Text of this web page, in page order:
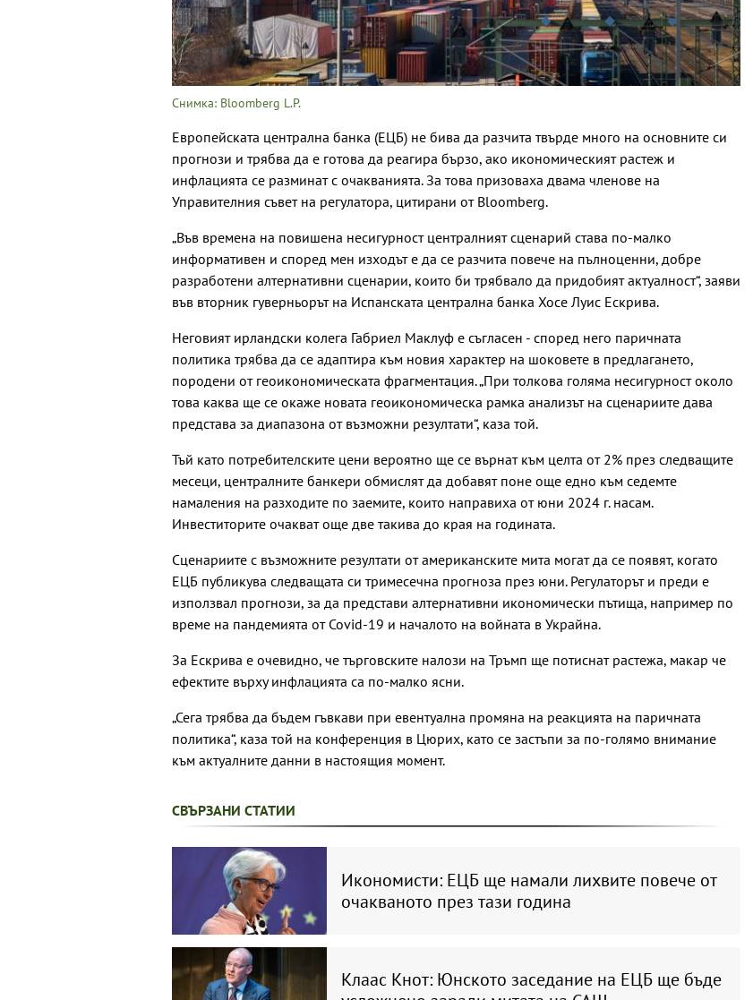
Снимка: Bloomberg L.P.
Европейската централна банка (ЕЦБ) не бива да разчита твърде много на основните си
прогнози и трябва да е готова да реагира бързо, ако икономическият растеж и
инфлацията се разминат с очакванията. За това призоваха двама членове на
Управителния съвет на регулатора, цитирани от Bloomberg.
„Във времена на повишена несигурност централният сценарий става по-малко
информативен и според мен изходът е да се разчита повече на пълноценни, добре
разработени алтернативни сценарии, които би трябвало да придобият актуалност“, заяви
във вторник гуверньорът на Испанската централна банка Хосе Луис Ескрива.
Неговият ирландски колега Габриел Маклуф е съгласен - според него паричната
политика трябва да се адаптира към новия характер на шоковете в предлагането,
породени от геоикономическата фрагментация. „При толкова голяма несигурност около
това каква ще се окаже новата геоикономическа рамка анализът на сценариите дава
представа за диапазона от възможни резултати“, каза той.
Тъй като потребителските цени вероятно ще се върнат към целта от 2% през следващите
месеци, централните банкери обмислят да добавят поне още едно към седемте
намаления на разходите по заемите, които направиха от юни 2024 г. насам.
Инвеститорите очакват още две такива до края на годината.
Сценариите с възможните резултати от американските мита могат да се появят, когато
ЕЦБ публикува следващата си тримесечна прогноза през юни. Регулаторът и преди е
използвал прогнози, за да представи алтернативни икономически пътища, например по
време на пандемията от Covid-19 и началото на войната в Украйна.
За Ескрива е очевидно, че търговските налози на Тръмп ще потиснат растежа, макар че
ефектите върху инфлацията са по-малко ясни.
„Сега трябва да бъдем гъвкави при евентуална промяна на реакцията на паричната
политика“, каза той на конференция в Цюрих, като се застъпи за по-голямо внимание
към актуалните данни в настоящия момент.
СВЪРЗАНИ СТАТИИ
Икономисти: ЕЦБ ще намали лихвите повече от
очакваното през тази година
Клаас Кнот: Юнското заседание на ЕЦБ ще бъде
Времето във Варна на
Кизикски епископ
топката, вкарана от